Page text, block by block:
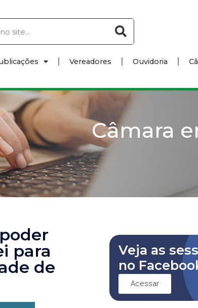
Vereadores Ouvidoria
Câmara
para
de
Veja as
no
Acessar